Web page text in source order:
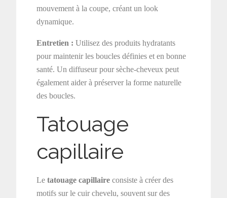
mouvement à la coupe, créant un look
dynamique.
Entretien : Utilisez des produits hydratants
pour maintenir les boucles définies et en bonne
santé. Un diffuseur pour sèche-cheveux peut
également aider à préserver la forme naturelle
des boucles.
Tatouage
capillaire
Letatouage capillaire consiste à créer des
motifs sur le cuir chevelu, souvent sur des